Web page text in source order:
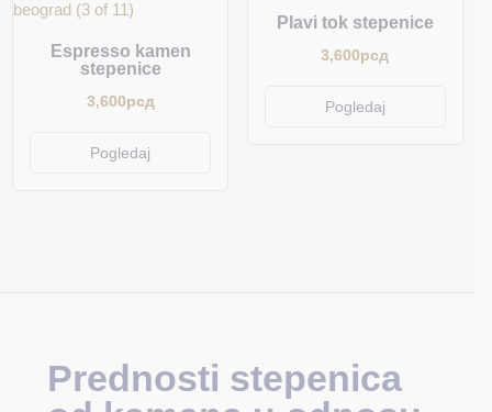
Espresso kamen
stepenice
3,600рсд
Pogledaj
Plavi tok stepenice
3,600рсд
Pogledaj
Prednosti stepenica